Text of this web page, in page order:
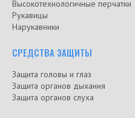
Высокотехнологичные перчатки
Рукавицы
Нарукавники
СРЕДСТВА ЗАЩИТЫ
Защита головы и глаз
Защита органов дыхания
Защита органов слуха